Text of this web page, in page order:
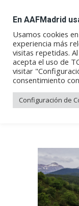
«Tren
En AAFMadrid
Usamos cookies
experiencia más
visitas repetidas.
acepta el uso de
visitar
consentimiento
Configuración de